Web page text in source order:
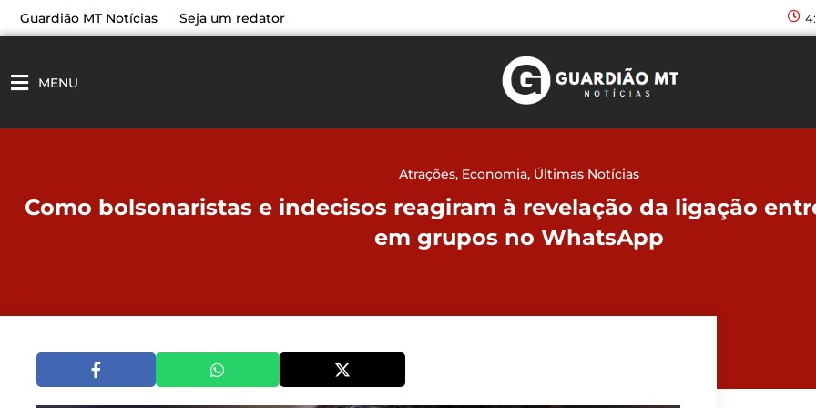
paraGuardião MT Notícias Seja um redator
MENU
Atrações, Economia, Últimas Notícias
Como bolsonaristas e indecisos reagiram à revelação da ligação
em grupos no WhatsApp